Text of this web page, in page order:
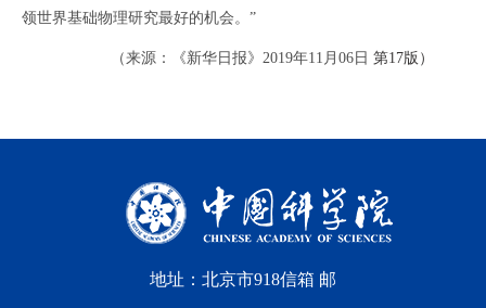
领世界基础物理研究最好的机会。”
（来源：《新华日报》2019年11月06日 第17版）
地址：北京市918信箱 邮